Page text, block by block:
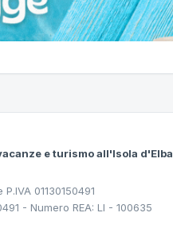
e turismo all'Isola d'Elba
01130150491
- Numero REA: LI - 100635